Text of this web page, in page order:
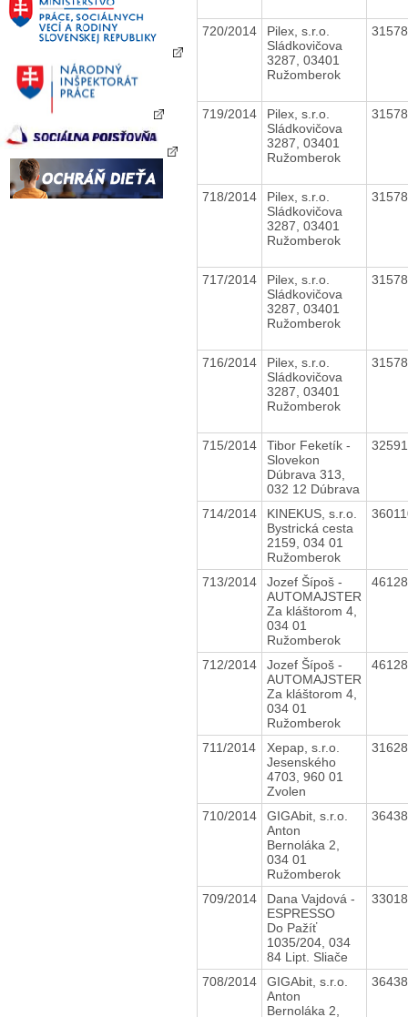
720/2014
Pilex, s.r.o.
Sládkovičova
3287, 03401
Ružomberok
719/2014
Pilex, s.r.o.
Sládkovičova
3287, 03401
Ružomberok
718/2014
Pilex, s.r.o.
Sládkovičova
3287, 03401
Ružomberok
717/2014
Pilex, s.r.o.
Sládkovičova
3287, 03401
Ružomberok
716/2014
Pilex, s.r.o.
Sládkovičova
3287, 03401
Ružomberok
715/2014
Tibor Feketík -
Slovekon
Dúbrava 313,
032 12 Dúbrava
714/2014
KINEKUS, s.r.o.
Bystrická cesta
2159, 034 01
Ružomberok
713/2014
Jozef Šípoš -
AUTOMAJSTER
Za kláštorom 4,
034 01
Ružomberok
712/2014
Jozef Šípoš -
AUTOMAJSTER
Za kláštorom 4,
034 01
Ružomberok
711/2014
Xepap, s.r.o.
Jesenského
4703, 960 01
Zvolen
710/2014
GIGAbit, s.r.o.
Anton
Bernoláka 2,
034 01
Ružomberok
709/2014
Dana Vajdová -
ESPRESSO
Do Pažíť
1035/204, 034
84 Lipt. Sliače
708/2014
GIGAbit, s.r.o.
Anton
Bernoláka 2,